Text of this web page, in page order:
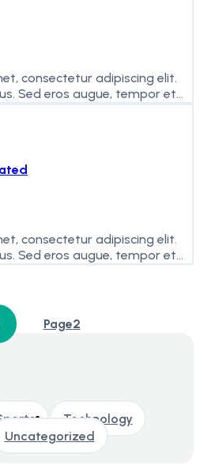
consectetur adipiscing elit.
Sed eros augue, tempor et
consectetur adipiscing elit.
Sed eros augue, tempor et
Page2
Technology
Uncategorized